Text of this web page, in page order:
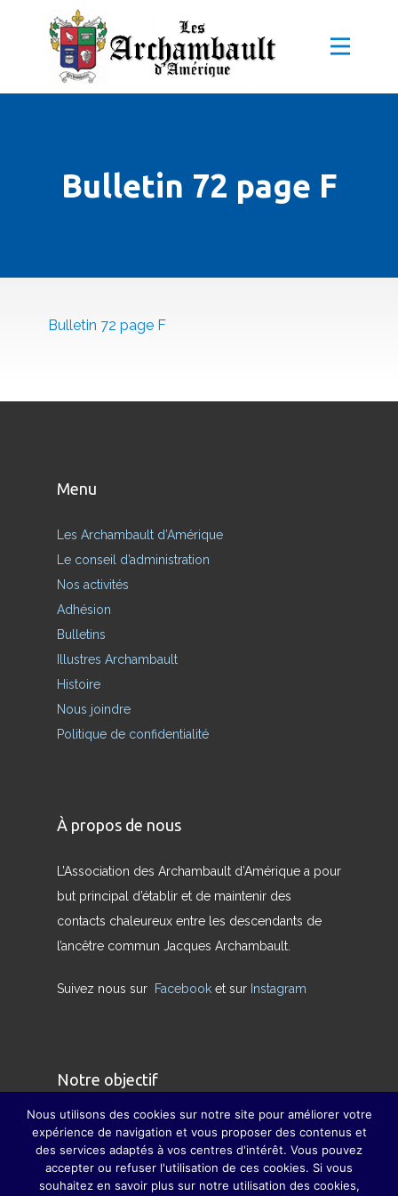
Bulletin 72 page F
Bulletin 72 page F
Menu
Les Archambault d’Amérique
Le conseil d’administration
Nos activités
Adhésion
Bulletins
Illustres Archambault
Histoire
Nous joindre
Politique de confidentialité
À propos de nous
L’Association des Archambault d’Amérique a pour
but principal d’établir et de maintenir des
contacts chaleureux entre les descendants de
l’ancêtre commun Jacques Archambault.
Suivez nous sur Facebook et sur Instagram
Notre objectif
Nous avons pour but de redonner son sens
véritable à la famille et à pallier, dans la mesure
du possible, la disparition des grandes fêtes de
Nous utilisons des cookies sur notre site pour améliorer votre
expérience de navigation et vous proposer des contenus et
des services adaptés à vos centres d'intérêt. Vous pouvez
accepter ou refuser l'utilisation de ces cookies. Si vous
souhaitez en savoir plus sur notre utilisation des cookies,